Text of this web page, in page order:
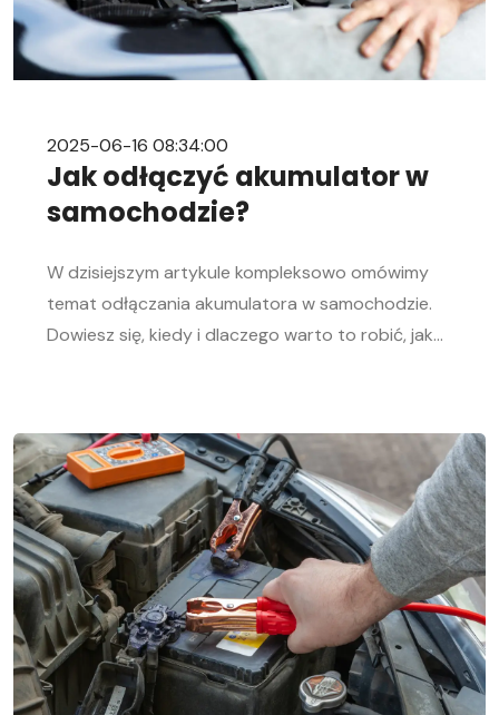
2025-06-16 08:34:00
Jak odłączyć akumulator w
samochodzie?
W dzisiejszym artykule kompleksowo omówimy
temat odłączania akumulatora w samochodzie.
Dowiesz się, kiedy i dlaczego warto to robić, jak
pomoże Ci sprawnie przeprowadzić tę czynność,
niezależnie od Twojego doświadczenia w
mechanice samochodowej. Objawy
rozładowanego akumulatora Rozładowanie
akumulatora w aucie to problem, którego żaden
kierowca […]